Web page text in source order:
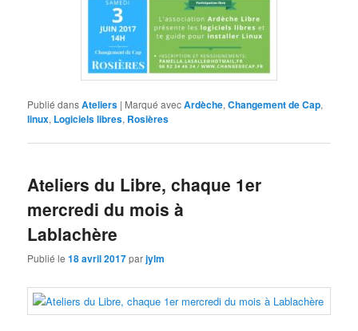
Publié dansAteliers | Marqué avecArdèche,Changement de Cap,
linux, Logiciels libres, Rosières
Ateliers du Libre, chaque 1er
mercredi du mois à
Lablachère
Publié le18 avril 2017parjylm